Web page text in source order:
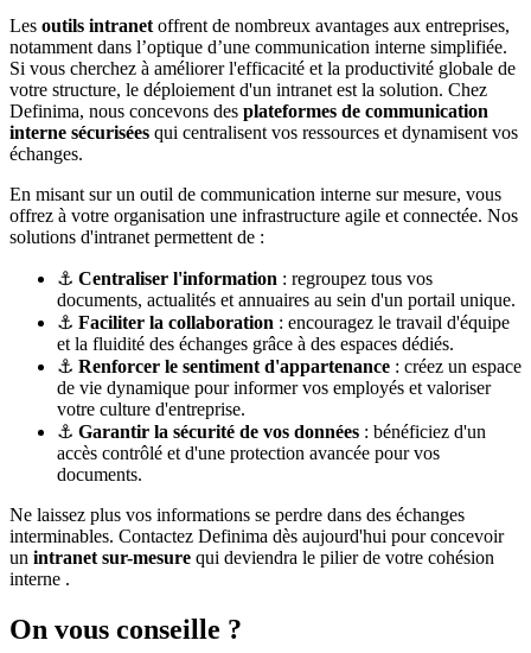
Les outils intranet offrent de nombreux avantages aux entreprises,
notamment dans l’optique d’une communication interne simplifiée.
Si vous cherchez à améliorer l'efficacité et la productivité globale de
votre structure, le déploiement d'un intranet est la solution. Chez
Definima, nous concevons des plateformes de communication
interne sécurisées qui centralisent vos ressources et dynamisent vos
échanges.
En misant sur un outil de communication interne sur mesure, vous
offrez à votre organisation une infrastructure agile et connectée. Nos
solutions d'intranet permettent de :
⚓ Centraliser l'information : regroupez tous vos
documents, actualités et annuaires au sein d'un portail unique.
⚓ Faciliter la collaboration : encouragez le travail d'équipe
et la fluidité des échanges grâce à des espaces dédiés.
⚓ Renforcer le sentiment d'appartenance : créez un espace
de vie dynamique pour informer vos employés et valoriser
votre culture d'entreprise.
⚓ Garantir la sécurité de vos données : bénéficiez d'un
accès contrôlé et d'une protection avancée pour vos
documents.
Ne laissez plus vos informations se perdre dans des échanges
interminables. Contactez Definima dès aujourd'hui pour concevoir
un intranet sur-mesure qui deviendra le pilier de votre cohésion
interne .
On vous conseille ?